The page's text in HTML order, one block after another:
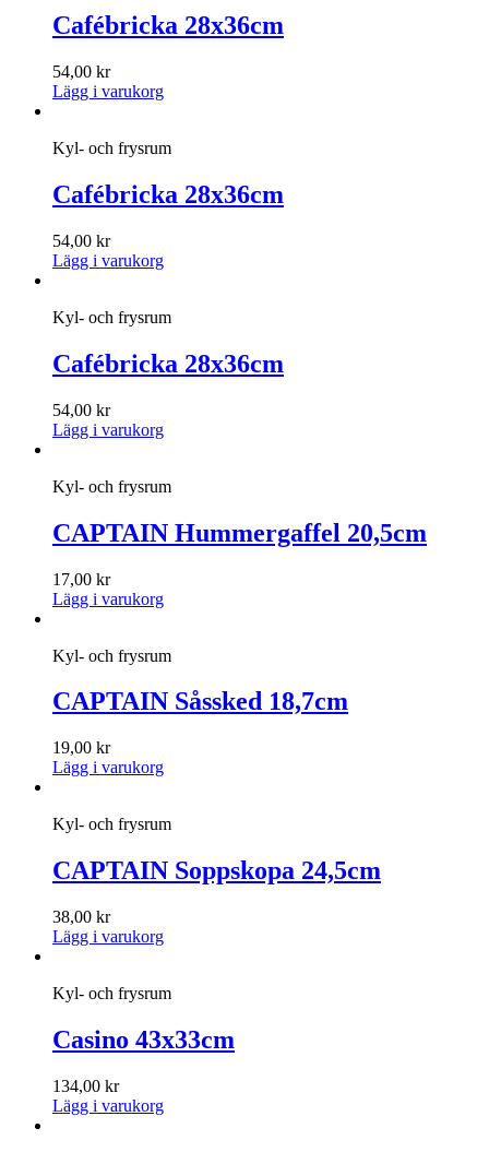
Cafébricka 28x36cm
54,00 kr
Lägg i varukorg
Kyl- och frysrum
Cafébricka 28x36cm
54,00 kr
Lägg i varukorg
Kyl- och frysrum
Cafébricka 28x36cm
54,00 kr
Lägg i varukorg
Kyl- och frysrum
CAPTAIN Hummergaffel 20,5cm
17,00 kr
Lägg i varukorg
Kyl- och frysrum
CAPTAIN Såssked 18,7cm
19,00 kr
Lägg i varukorg
Kyl- och frysrum
CAPTAIN Soppskopa 24,5cm
38,00 kr
Lägg i varukorg
Kyl- och frysrum
Casino 43x33cm
134,00 kr
Lägg i varukorg